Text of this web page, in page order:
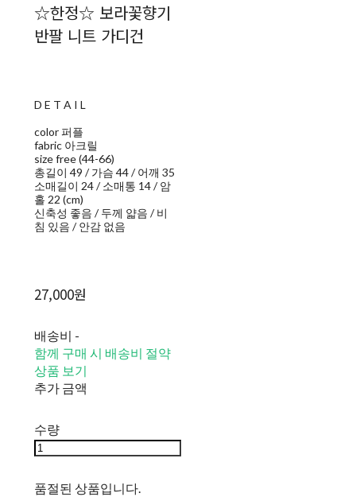
☆한정☆ 보라꽃향기
반팔 니트 가디건
D E T A I L
color 퍼플
fabric 아크릴
size free (44-66)
총길이 49 / 가슴 44 / 어깨 35
소매길이 24 / 소매통 14 / 암
홀 22 (cm)
신축성 좋음 / 두께 얇음 / 비
침 있음 / 안감 없음
27,000원
배송비 -
함께 구매 시 배송비 절약
상품 보기
추가 금액
수량
품절된 상품입니다.